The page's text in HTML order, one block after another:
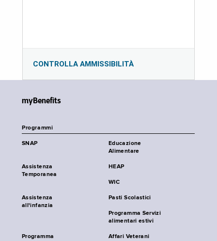
CONTROLLA AMMISSIBILITÀ
myBenefits
Programmi
SNAP
Educazione
Alimentare
Assistenza
Temporanea
HEAP
WIC
Assistenza
all'infanzia
Pasti Scolastici
Programma Servizi
alimentari estivi
Programma
Affari Veterani